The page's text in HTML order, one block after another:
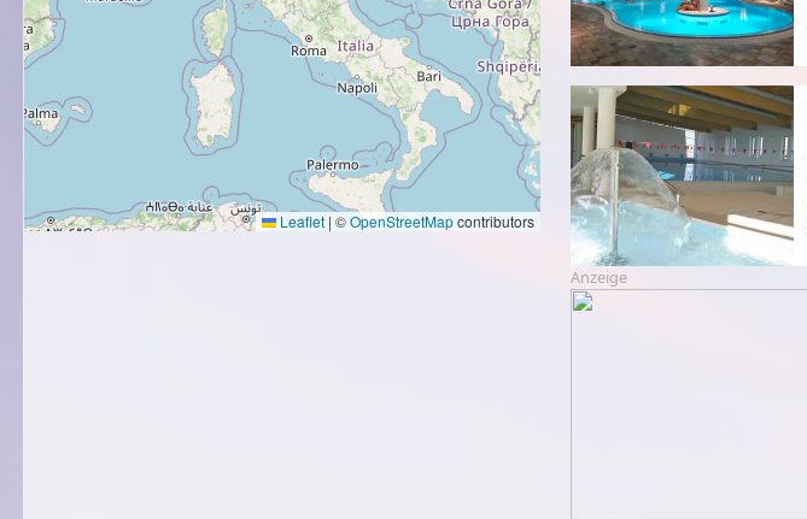
Leaflet | ©OpenStreetMapcontributors
Anzeige